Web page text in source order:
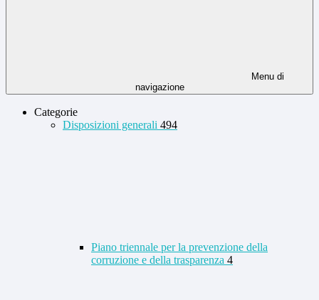
Menu di
navigazione
Categorie
Disposizioni generali 494
Piano triennale per la prevenzione della
corruzione e della trasparenza 4